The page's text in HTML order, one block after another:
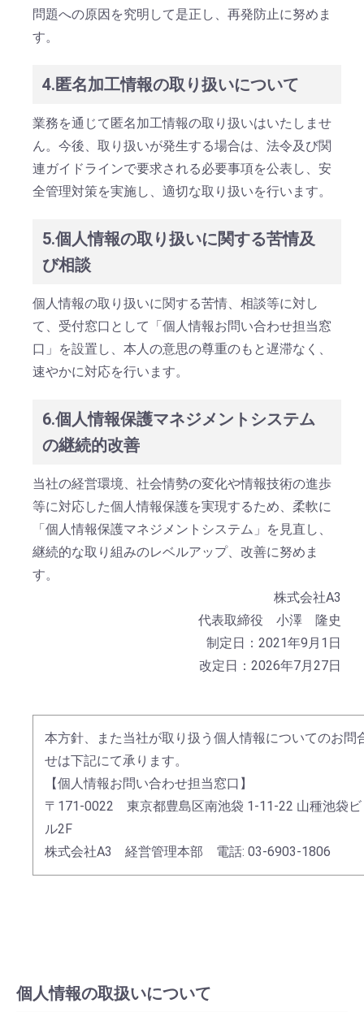
問題への原因を究明して是正し、再発防止に努めま
す。
4.匿名加工情報の取り扱いについて
業務を通じて匿名加工情報の取り扱いはいたしませ
ん。今後、取り扱いが発生する場合は、法令及び関
連ガイドラインで要求される必要事項を公表し、安
全管理対策を実施し、適切な取り扱いを行います。
5.個人情報の取り扱いに関する苦情及
び相談
個人情報の取り扱いに関する苦情、相談等に対し
て、受付窓口として「個人情報お問い合わせ担当窓
口」を設置し、本人の意思の尊重のもと遅滞なく、
速やかに対応を行います。
6.個人情報保護マネジメントシステム
の継続的改善
当社の経営環境、社会情勢の変化や情報技術の進歩
等に対応した個人情報保護を実現するため、柔軟に
「個人情報保護マネジメントシステム」を見直し、
継続的な取り組みのレベルアップ、改善に努めま
す。
株式会社A3
代表取締役 小澤 隆史
制定日：2021年9月1日
改定日：2026年7月27日
本方針、また当社が取り扱う個人情報についてのお問
せは下記にて承ります。
【個人情報お問い合わせ担当窓口】
〒171-0022 東京都豊島区南池袋 1-11-22 山種池袋ビ
ル2F
株式会社A3 経営管理本部 電話: 03-6903-1806
個人情報の取扱いについて